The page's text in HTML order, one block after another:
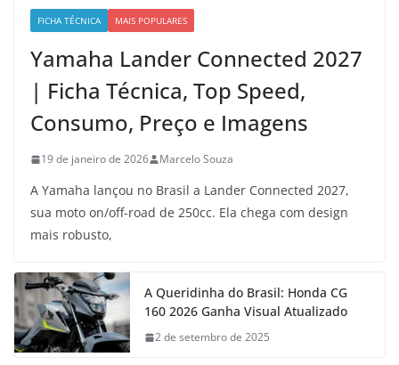
FICHA TÉCNICA MAIS POPULARES
Yamaha Lander Connected 2027
| Ficha Técnica, Top Speed,
Consumo, Preço e Imagens
19 de janeiro de 2026 Marcelo Souza
A Yamaha lançou no Brasil a Lander Connected 2027,
sua moto on/off-road de 250cc. Ela chega com design
mais robusto,
A Queridinha do Brasil: Honda CG
160 2026 Ganha Visual Atualizado
2 de setembro de 2025